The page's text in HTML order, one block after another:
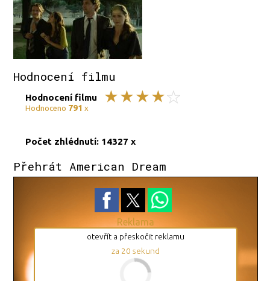
Hodnocení filmu
Hodnocení filmu
Hodnoceno 791x
Počet zhlédnutí: 14327 x
Přehrát American Dream
Reklama
otevřít a přeskočit reklamu
za 19 sekund